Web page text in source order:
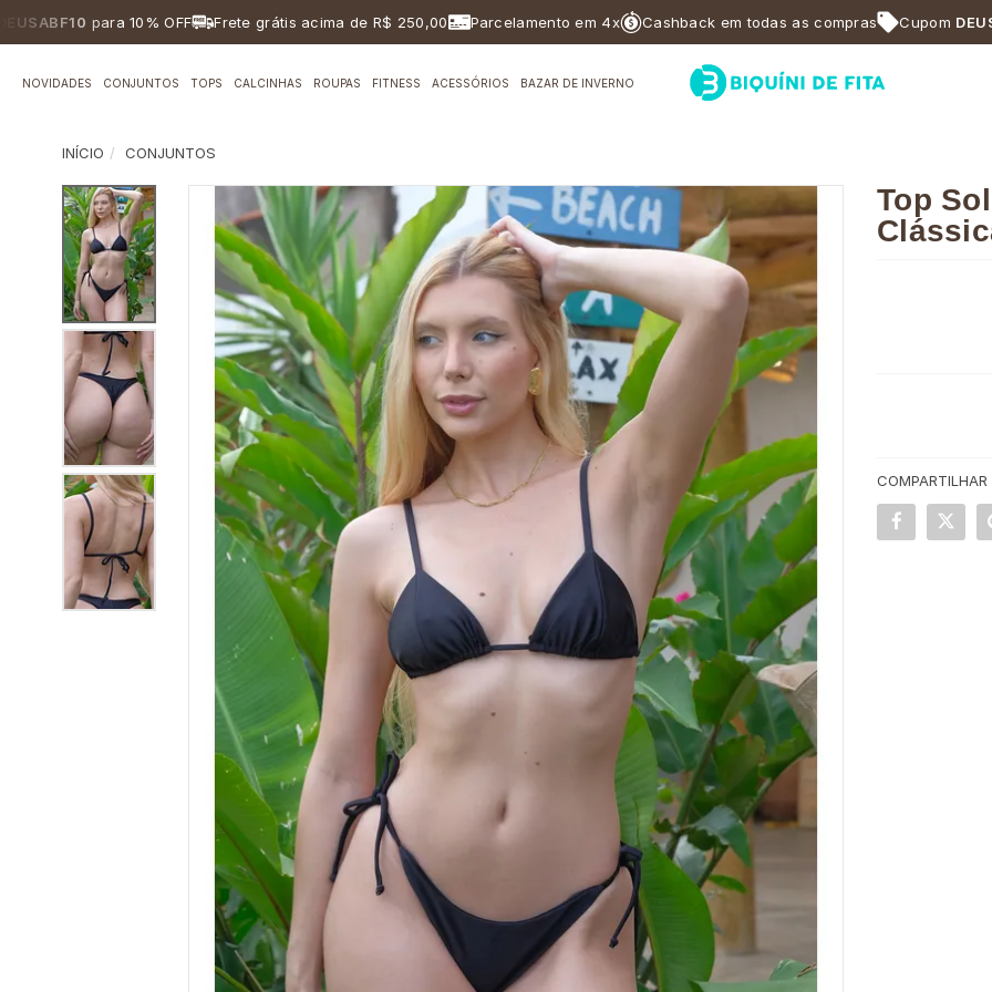
para 10% OFF Frete grátis acima de R$ 250,00 Parcelamento em 4x Cashback em todas as compras Cupom
NOVIDADES CONJUNTOS TOPS CALCINHAS ROUPAS FITNESS ACESSÓRIOS BAZAR DE INVERNO
INÍCIO CONJUNTOS
Top
COMPARTILHAR